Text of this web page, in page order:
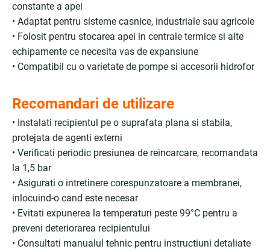
constante a apei
• Adaptat pentru sisteme casnice, industriale sau agricole
• Folosit pentru stocarea apei in centrale termice si alte
echipamente ce necesita vas de expansiune
• Compatibil cu o varietate de pompe si accesorii hidrofor
Recomandari de utilizare
• Instalati recipientul pe o suprafata plana si stabila,
protejata de agenti externi
• Verificati periodic presiunea de reincarcare, recomandata
la 1,5 bar
• Asigurati o intretinere corespunzatoare a membranei,
inlocuind-o cand este necesar
• Evitati expunerea la temperaturi peste 99°C pentru a
preveni deteriorarea recipientului
• Consultati manualul tehnic pentru instructiuni detaliate